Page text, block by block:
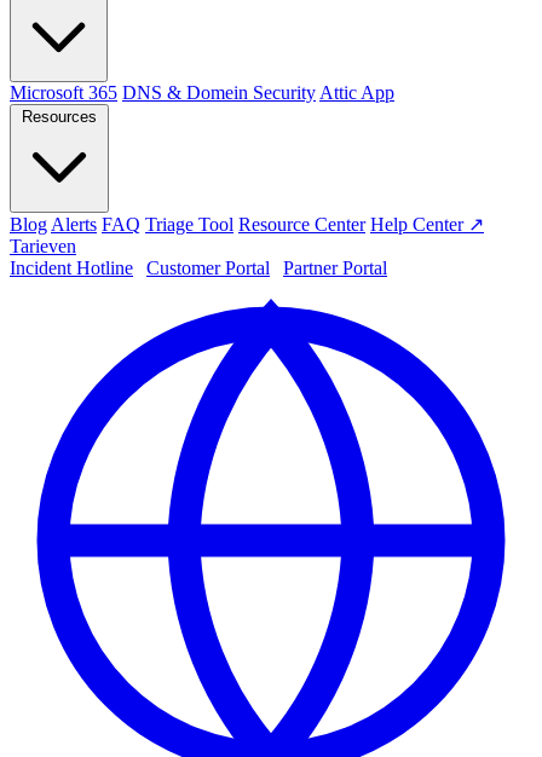
Microsoft 365 DNS & Domein Security Attic App
Blog Alerts FAQ Triage Tool Resource Center Help Center ↗
Tarieven
Incident Hotline
Customer Portal Partner Portal